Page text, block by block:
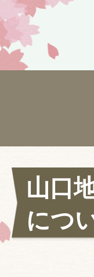
山口
につ